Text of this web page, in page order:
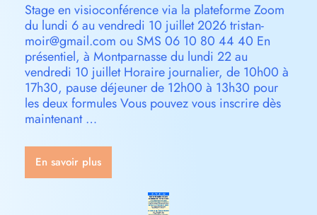
Stage en visioconférence via la plateforme Zoom
du lundi 6 au vendredi 10 juillet 2026 tristan-
moir@gmail.com ou SMS 06 10 80 44 40 En
présentiel, à Montparnasse du lundi 22 au
vendredi 10 juillet Horaire journalier, de 10h00 à
17h30, pause déjeuner de 12h00 à 13h30 pour
les deux formules Vous pouvez vous inscrire dès
maintenant …
En savoir plus